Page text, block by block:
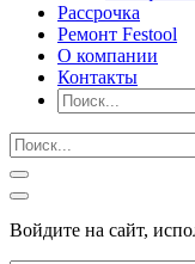
Рассрочка
Ремонт Festool
О компании
Контакты
Войдите на сайт,